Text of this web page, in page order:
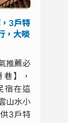
3戶特
，大啖
推薦必
】，
宿在這
山水小
3戶特